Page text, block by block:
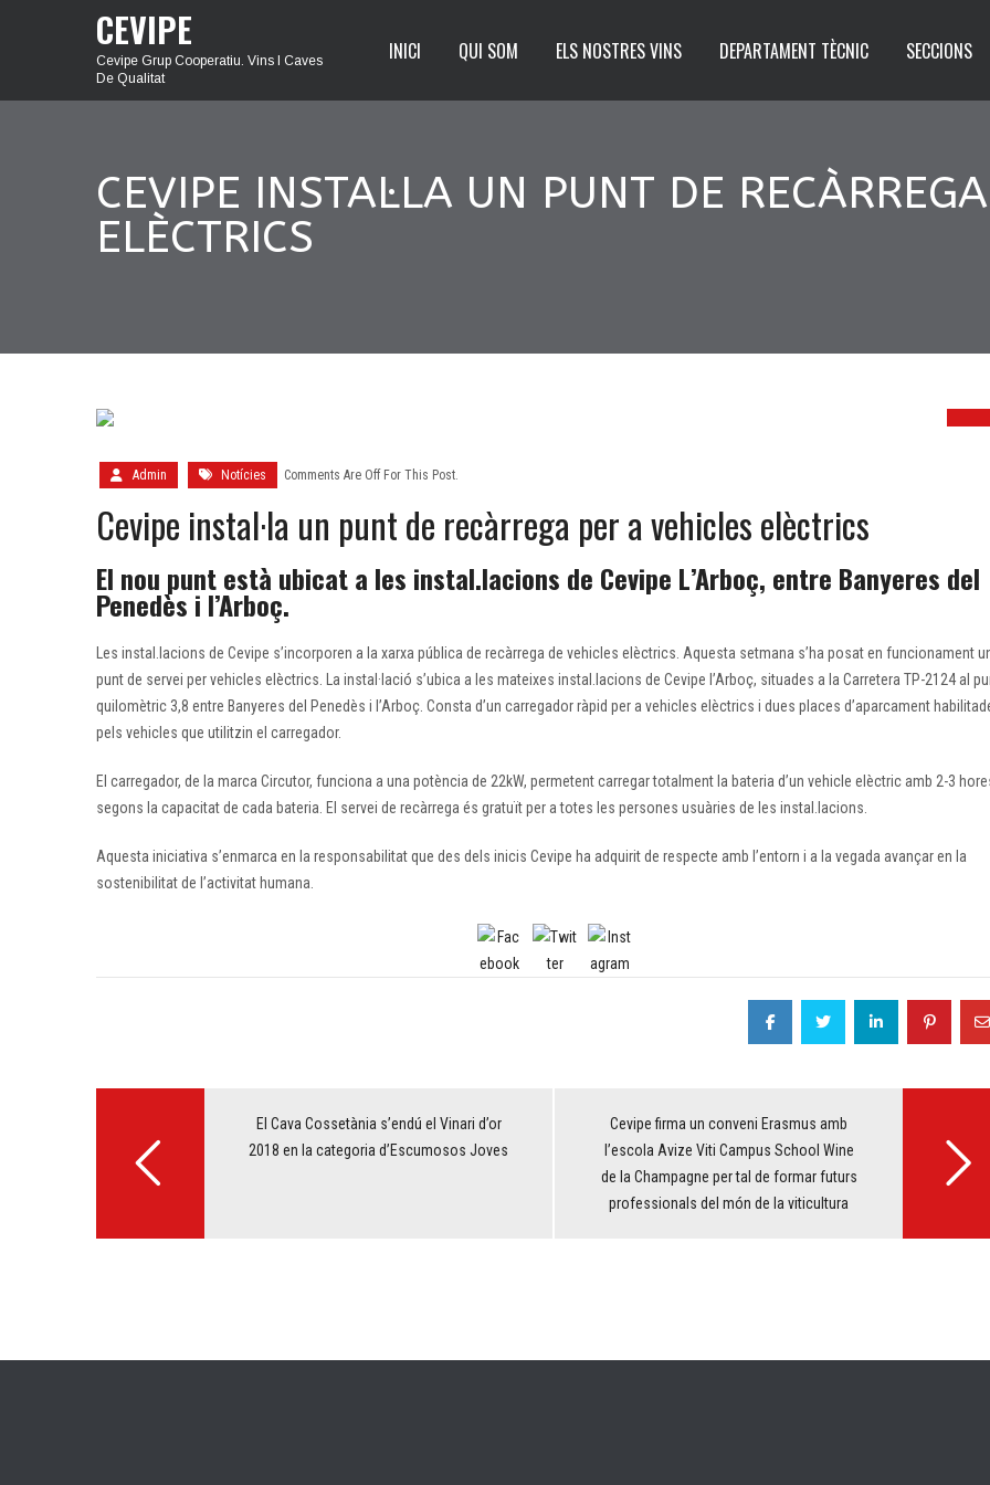
CEVIPE
Cevipe Grup Cooperatiu. Vins I Caves
De Qualitat
INICI QUI SOM ELS NOSTRES VINS DEPARTAMENT TÈCNIC SECCIONS
CEVIPE INSTAL·LA UN PUNT DE
ELÈCTRICS
Admin Notícies Comments Are Off For This Post.
Cevipe instal·la un punt de recàrrega per a vehicles elèctrics
El nou punt està ubicat a les instal.lacions de Cevipe L’Arboç, entre Banyeres del
Penedès i l’Arboç.
Les instal.lacions de Cevipe s’incorporen a la xarxa pública de recàrrega de vehicles elèctrics. Aquesta setmana s’ha posat en funcionament
punt de servei per vehicles elèctrics. La instal·lació s’ubica a les mateixes instal.lacions de Cevipe l’Arboç, situades a la Carretera TP-2124 al
quilomètric 3,8 entre Banyeres del Penedès i l’Arboç. Consta d’un carregador ràpid per a vehicles elèctrics i dues places d’aparcament
pels vehicles que utilitzin el carregador.
El carregador, de la marca Circutor, funciona a una potència de 22kW, permetent carregar totalment la bateria d’un vehicle elèctric amb 2-3
segons la capacitat de cada bateria. El servei de recàrrega és gratuït per a totes les persones usuàries de les instal.lacions.
Aquesta iniciativa s’enmarca en la responsabilitat que des dels inicis Cevipe ha adquirit de respecte amb l’entorn i a la vegada avançar en la
sostenibilitat de l’activitat humana.
Post
El Cava Cossetània s’endú el Vinari d’or
2018 en la categoria d’Escumosos Joves
Cevipe firma un conveni Erasmus amb
l’escola Avize Viti Campus School Wine
de la Champagne per tal de formar futurs
professionals del món de la viticultura